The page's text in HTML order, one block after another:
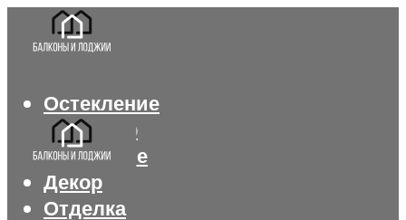
Остекление
Интерьер
Утепление
Декор
Отделка